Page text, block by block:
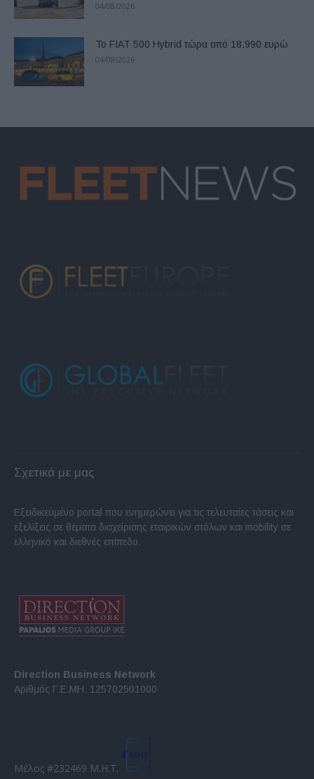
04/08/2026
Το FIAT 500 Hybrid τώρα από 18.990 ευρώ
04/08/2026
Σχετικά με μας
Εξειδικευμένο portal που ενημερώνει για τις τελευταίες τάσεις και
εξελίξεις σε θέματα διαχείρισης εταιρικών στόλων και mobility σε
ελληνικό και διεθνές επίπεδο.
Direction Business Network
Αριθμός Γ.Ε.ΜΗ. 125702501000
Μέλος #232469 Μ.Η.Τ.